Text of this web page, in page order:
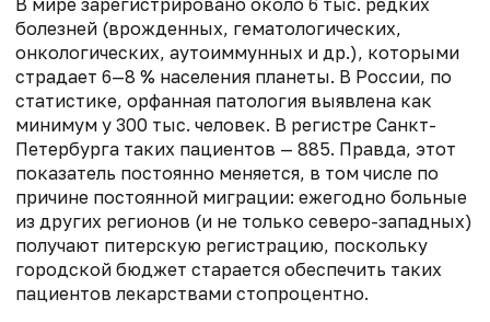
болезней (врожденных, гематологических,
онкологических, аутоиммунных и др.), которыми
страдает 6—8 % населения планеты. В России, по
статистике, орфанная патология выявлена как
минимум у 300 тыс. человек. В регистре Санкт-
Петербурга таких пациентов — 885. Правда, этот
показатель постоянно меняется, в том числе по
причине постоянной миграции: ежегодно больные
из других регионов (и не только северо-западных)
получают питерскую регистрацию, поскольку
городской бюджет старается обеспечить таких
пациентов лекарствами стопроцентно.